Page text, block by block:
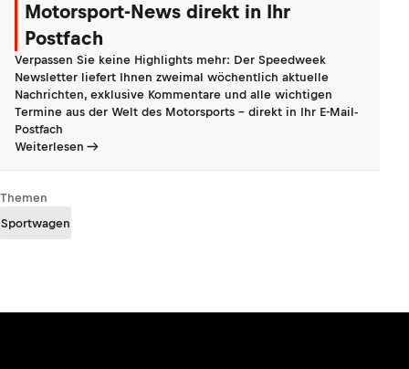
Motorsport-News direkt in Ihr
Postfach
Verpassen Sie keine Highlights mehr: Der Speedweek
Newsletter liefert Ihnen zweimal wöchentlich aktuelle
Nachrichten, exklusive Kommentare und alle wichtigen
Termine aus der Welt des Motorsports - direkt in Ihr E-Mail-
Postfach
Weiterlesen
Themen
Sportwagen